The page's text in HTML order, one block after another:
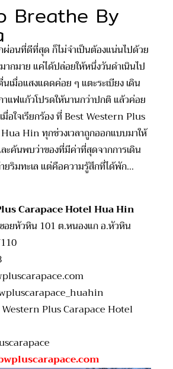
Breathe By
นที่ดีที่สุด ก็ไม่จำเป็นต้องแน่นไปด้วย
กมาย แค่ได้ปล่อยให้หนึ่งวันดำเนินไป
นเมื่อแสงแดดค่อย ๆ แตะระเบียง เดิน
าแฟแก้วโปรดให้นานกว่าปกติ แล้วค่อย
อใจเรียกร้อง ที่Best Western Plus
Hinทุกช่วงเวลาถูกออกแบบมาให้
ละค้นพบว่าของที่มีค่าที่สุดจากการเดิน
ยริมทะเล แต่คือความรู้สึกที่ได้พัก…
Carapace Hotel Hua Hin
อยหัวหิน 101 ต.หนองแก อ.หัวหิน
Plus Carapace Hotel